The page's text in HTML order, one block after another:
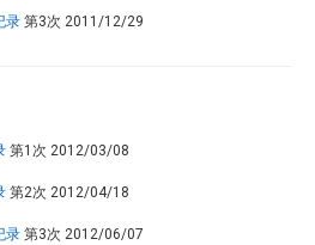
录 第3次 2011/12/29
第1次 2012/03/08
第2次 2012/04/18
录 第3次 2012/06/07